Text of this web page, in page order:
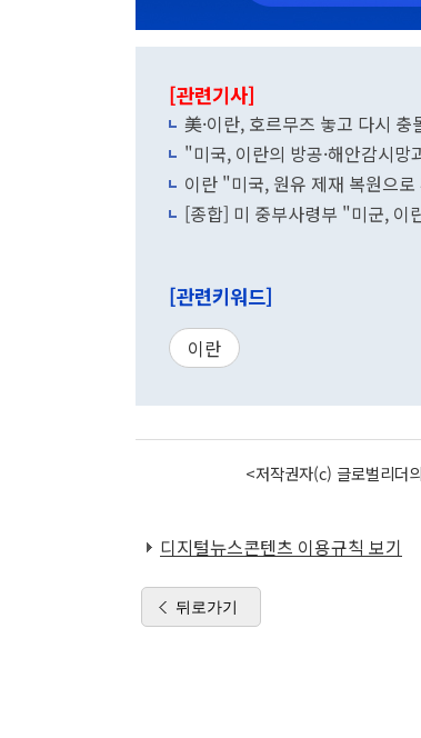
[관련기사]
美·이란, 호르무즈 놓고 다시
"미국, 이란의 방공·해안감시망
이란 "미국, 원유 제재 복원으
[종합] 미 중부사령부 "미군, 이
[관련키워드]
이란
<저작권자(c) 글로벌리더
디지털뉴스콘텐츠 이용규칙 보기
뒤로가기